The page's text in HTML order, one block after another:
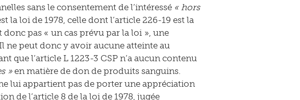
sans le consentement de l’intéressé « hors
la loi de 1978, celle dont l’article 226-19 est la
donc pas « un cas prévu par la loi », une
ne peut donc y avoir aucune atteinte au
que l’article L 1223-3 CSP n’a aucun contenu
»en matière de don de produits sanguins.
lui appartient pas de porter une appréciation
de l’article 8 de la loi de 1978, jugée